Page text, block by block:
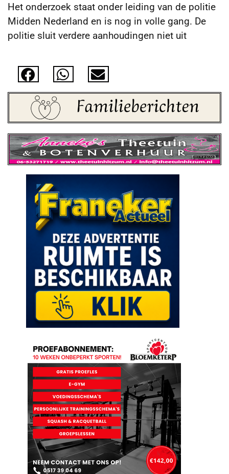
Het onderzoek staat onder leiding van de politie
Midden Nederland en is nog in volle gang. De
politie sluit verdere aanhoudingen niet uit